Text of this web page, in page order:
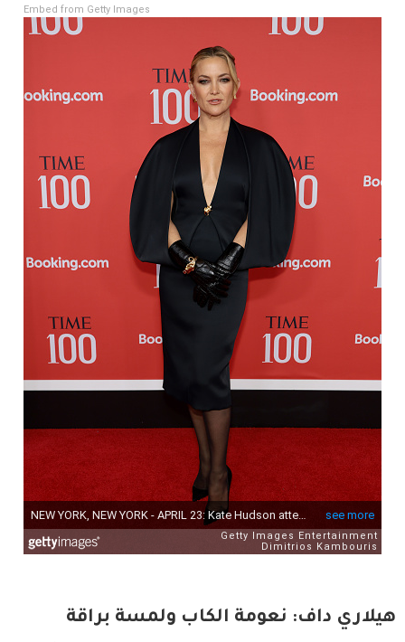
Embed from Getty Images
هيلاري داف: نعومة الكاب ولمسة براقة